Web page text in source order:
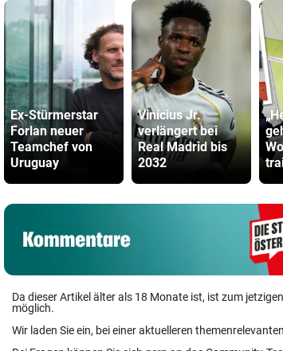
Ex-Stürmerstar
Forlan neuer
Teamchef von
Uruguay
Vinicius Jr.
verlängert bei
Real Madrid bis
2032
Da dieser Artikel älter als 18 Monate ist, ist zum
möglich.
Wir laden Sie ein, bei einer aktuelleren